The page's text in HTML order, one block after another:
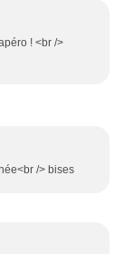
! <br />
/> bises